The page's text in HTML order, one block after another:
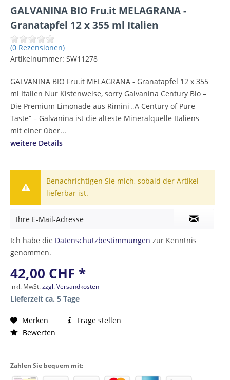
GALVANINA BIO Fru.it MELAGRANA -
Granatapfel 12 x 355 ml Italien
(0 Rezensionen)
Artikelnummer: SW11278
GALVANINA BIO Fru.it MELAGRANA - Granatapfel 12 x 355
ml Italien Nur Kistenweise, sorry Galvanina Century Bio –
Die Premium Limonade aus Rimini „A Century of Pure
Taste“ – Galvanina ist die älteste Mineralquelle Italiens
mit einer über...
weitere Details
Benachrichtigen Sie mich, sobald der Artikel
lieferbar ist.
Ich habe die Datenschutzbestimmungen zur Kenntnis
genommen.
42,00 CHF *
inkl. MwSt.zzgl. Versandkosten
Lieferzeit ca. 5 Tage
Merken
Bewerten
Frage stellen
Zahlen Sie bequem mit: